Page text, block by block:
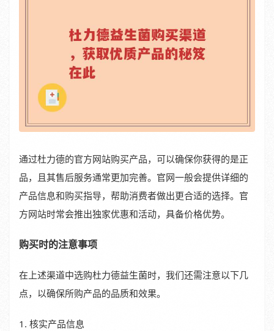
通过杜力德的官方网站购买产品，可以确保你获得的是正
品，且其售后服务通常更加完善。官网一般会提供详细的
产品信息和购买指导，帮助消费者做出更合适的选择。官
方网站时常会推出独家优惠和活动，具备价格优势。
购买时的注意事项
在上述渠道中选购杜力德益生菌时，我们还需注意以下几
点，以确保所购产品的品质和效果。
1. 核实产品信息